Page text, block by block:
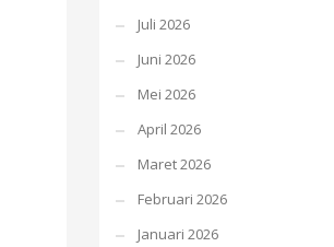
Juli 2026
Juni 2026
Mei 2026
April 2026
Maret 2026
Februari 2026
Januari 2026